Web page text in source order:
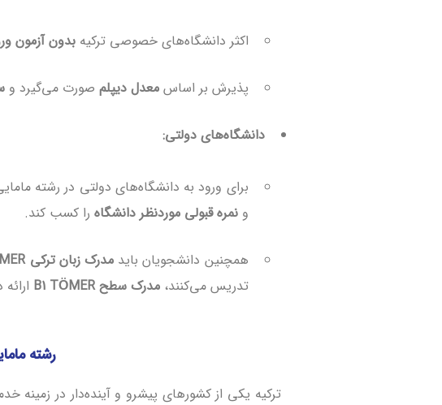
اکثر دانشگاه‌های خصوصی ترکیهبدون آزمون
پذیرش بر اساسمعدل دیپلم صورت می‌گیرد و
دانشگاه‌های دولتی:
برای ورود به دانشگاه‌های دولتی در رشته
ونمره قبولی موردنظر دانشگاه را کسب کند.
همچنین دانشجویان باید مدرک زبان ترکی TÖMER
تدریس می‌کنند،مدرک سطح B1 TÖMER
رشته
ترکیه یکی از کشورهای پیشرو و آینده‌دار در